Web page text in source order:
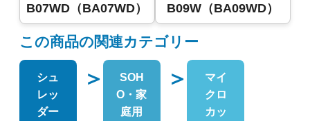
B07WD（BA07WD）
B09W（BA09WD）
この商品の関連カテゴリー
シュ
レッ
ダー
＞
SOH
O・家
庭用
＞
マイ
クロ
カッ